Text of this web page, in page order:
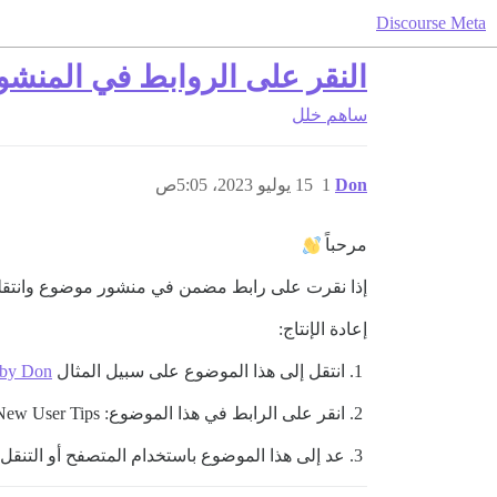
Discourse Meta
النقر على الروابط في
ساهم خلل
Don 15 يوليو 2023، 5:05ص 1
مرحباً
إذا نقرت على رابط مضمن في منشور موضوع
إعادة الإنتاج:
انتقل إلى هذا الموضوع على سبيل المثال Don
انقر على الرابط في هذا الموضوع: New User Tips
عد إلى هذا الموضوع باستخدام المتصفح أو